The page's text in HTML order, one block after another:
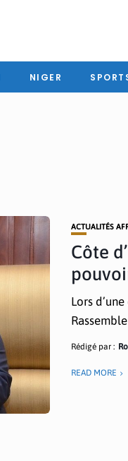
NIGER
ACTUALITÉS
Côte
Lors
Rédigé par :
READ MORE